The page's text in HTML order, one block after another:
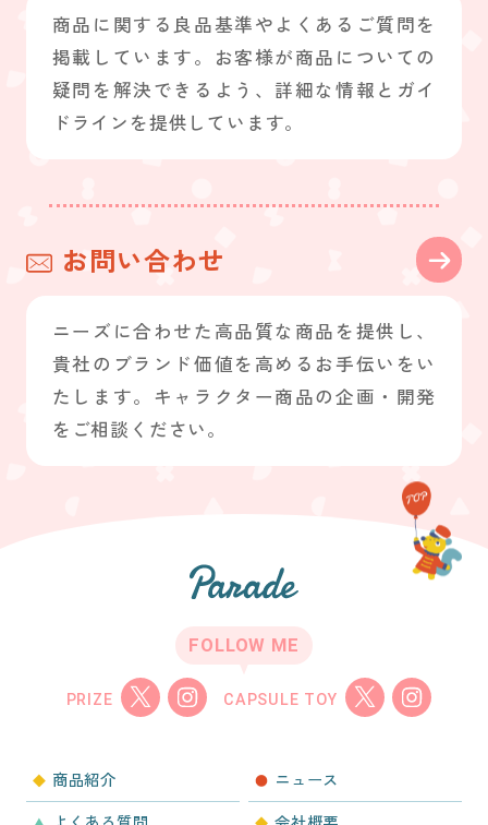
商品に関する良品基準やよくあるご質問を
掲載しています。お客様が商品についての
疑問を解決できるよう、詳細な情報とガイ
ドラインを提供しています。
お問い合わせ
ニーズに合わせた高品質な商品を提供し、
貴社のブランド価値を高めるお手伝いをい
たします。キャラクター商品の企画・開発
をご相談ください。
FOLLOW ME
PRIZE CAPSULE TOY
商品紹介 ニュース